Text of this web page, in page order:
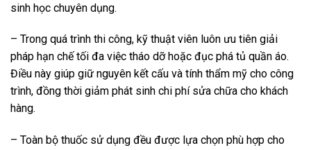
sinh học chuyên dụng.
– Trong quá trình thi công, kỹ thuật viên luôn ưu tiên giải
pháp hạn chế tối đa việc tháo dỡ hoặc đục phá tủ quần áo.
Điều này giúp giữ nguyên kết cấu và tính thẩm mỹ cho công
trình, đồng thời giảm phát sinh chi phí sửa chữa cho khách
hàng.
– Toàn bộ thuốc sử dụng đều được lựa chọn phù hợp cho